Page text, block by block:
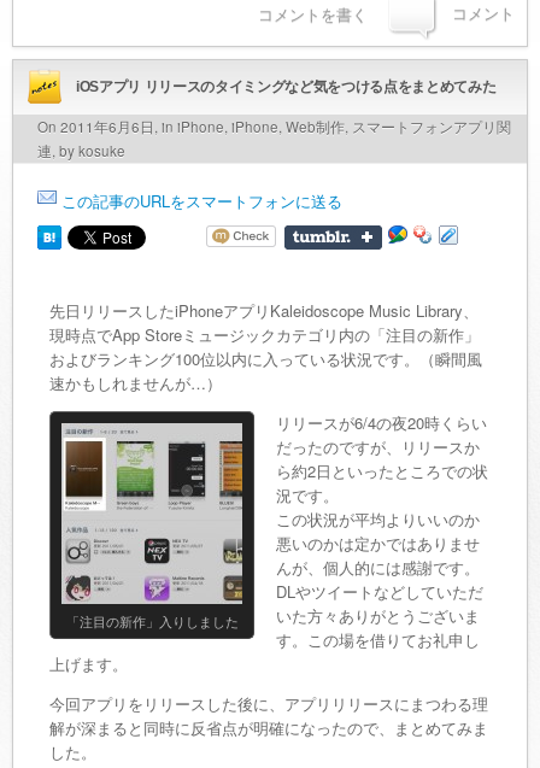
コメント
コメントを書く
iOSアプリ リリースのタイミングなど気をつける点をまとめてみた
On 2011年6月6日, in iPhone, iPhone, Web制作, スマートフォンアプリ関
連, by kosuke
この記事のURLをスマートフォンに送る
先日リリースしたiPhoneアプリKaleidoscope Music Library、
現時点でApp Storeミュージックカテゴリ内の「注目の新作」
およびランキング100位以内に入っている状況です。（瞬間風
速かもしれませんが…）
「注目の新作」入りしました
リリースが6/4の夜20時くらい
だったのですが、リリースか
ら約2日といったところでの状
況です。
この状況が平均よりいいのか
悪いのかは定かではありませ
んが、個人的には感謝です。
DLやツイートなどしていただ
いた方々ありがとうございま
す。この場を借りてお礼申し
上げます。
今回アプリをリリースした後に、アプリリリースにまつわる理
解が深まると同時に反省点が明確になったので、まとめてみま
した。